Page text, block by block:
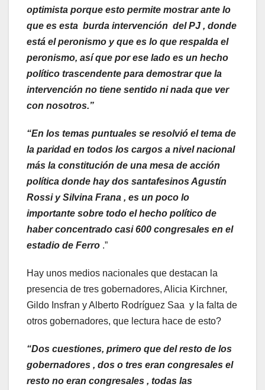
optimista porque esto permite mostrar ante lo
que es esta burda intervención del PJ , donde
está el peronismo y que es lo que respalda el
peronismo, así que por ese lado es un hecho
político trascendente para demostrar que la
intervención no tiene sentido ni nada que ver
con nosotros.”
“En los temas puntuales se resolvió el tema de
la paridad en todos los cargos a nivel nacional
más la constitución de una mesa de acción
política donde hay dos santafesinos Agustín
Rossi y Silvina Frana , es un poco lo
importante sobre todo el hecho político de
haber concentrado casi 600 congresales en el
estadio de Ferro .”
Hay unos medios nacionales que destacan la
presencia de tres gobernadores, Alicia Kirchner,
Gildo Insfran y Alberto Rodríguez Saa y la falta de
otros gobernadores, que lectura hace de esto?
“Dos cuestiones, primero que del resto de los
gobernadores , dos o tres eran congresales el
resto no eran congresales , todas las